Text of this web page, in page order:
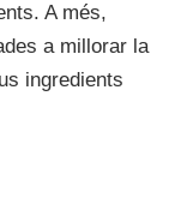
A més,
a millorar la
ingredients